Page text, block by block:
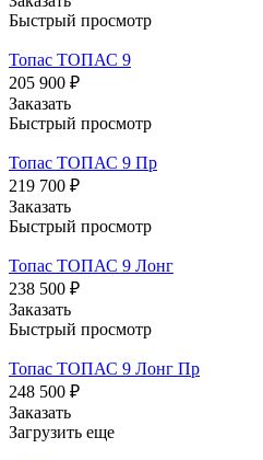
Быстрый просмотр
Топас ТОПАС 9
205 900 ₽
Заказать
Быстрый просмотр
Топас ТОПАС 9 Пр
219 700 ₽
Заказать
Быстрый просмотр
Топас ТОПАС 9 Лонг
238 500 ₽
Заказать
Быстрый просмотр
Топас ТОПАС 9 Лонг Пр
248 500 ₽
Заказать
Загрузить еще